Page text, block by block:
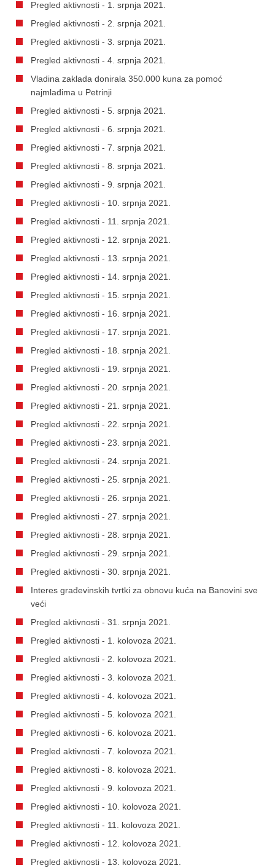
Pregled aktivnosti - 1. srpnja 2021.
Pregled aktivnosti - 2. srpnja 2021.
Pregled aktivnosti - 3. srpnja 2021.
Pregled aktivnosti - 4. srpnja 2021.
Vladina zaklada donirala 350.000 kuna za pomoć
najmlađima u Petrinji
Pregled aktivnosti - 5. srpnja 2021.
Pregled aktivnosti - 6. srpnja 2021.
Pregled aktivnosti - 7. srpnja 2021.
Pregled aktivnosti - 8. srpnja 2021.
Pregled aktivnosti - 9. srpnja 2021.
Pregled aktivnosti - 10. srpnja 2021.
Pregled aktivnosti - 11. srpnja 2021.
Pregled aktivnosti - 12. srpnja 2021.
Pregled aktivnosti - 13. srpnja 2021.
Pregled aktivnosti - 14. srpnja 2021.
Pregled aktivnosti - 15. srpnja 2021.
Pregled aktivnosti - 16. srpnja 2021.
Pregled aktivnosti - 17. srpnja 2021.
Pregled aktivnosti - 18. srpnja 2021.
Pregled aktivnosti - 19. srpnja 2021.
Pregled aktivnosti - 20. srpnja 2021.
Pregled aktivnosti - 21. srpnja 2021.
Pregled aktivnosti - 22. srpnja 2021.
Pregled aktivnosti - 23. srpnja 2021.
Pregled aktivnosti - 24. srpnja 2021.
Pregled aktivnosti - 25. srpnja 2021.
Pregled aktivnosti - 26. srpnja 2021.
Pregled aktivnosti - 27. srpnja 2021.
Pregled aktivnosti - 28. srpnja 2021.
Pregled aktivnosti - 29. srpnja 2021.
Pregled aktivnosti - 30. srpnja 2021.
Interes građevinskih tvrtki za obnovu kuća na Banovini sve
veći
Pregled aktivnosti - 31. srpnja 2021.
Pregled aktivnosti - 1. kolovoza 2021.
Pregled aktivnosti - 2. kolovoza 2021.
Pregled aktivnosti - 3. kolovoza 2021.
Pregled aktivnosti - 4. kolovoza 2021.
Pregled aktivnosti - 5. kolovoza 2021.
Pregled aktivnosti - 6. kolovoza 2021.
Pregled aktivnosti - 7. kolovoza 2021.
Pregled aktivnosti - 8. kolovoza 2021.
Pregled aktivnosti - 9. kolovoza 2021.
Pregled aktivnosti - 10. kolovoza 2021.
Pregled aktivnosti - 11. kolovoza 2021.
Pregled aktivnosti - 12. kolovoza 2021.
Pregled aktivnosti - 13. kolovoza 2021.